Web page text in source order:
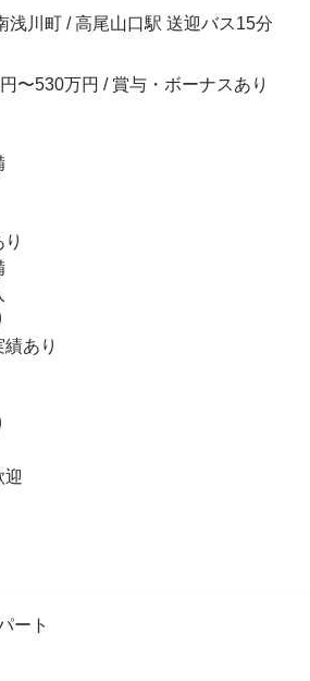
浅川町 / 高尾山口駅 送迎バス15分
〜530万円 / 賞与・ボーナスあり
あり
迎
ート